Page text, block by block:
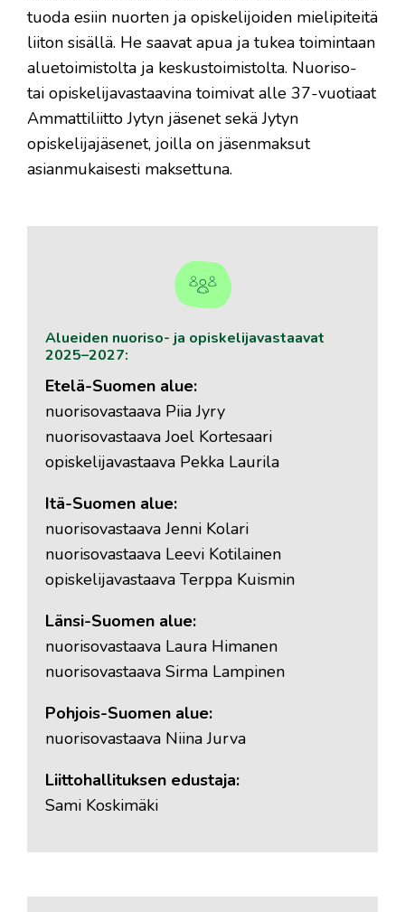
tuoda esiin nuorten ja opiskelijoiden mielipiteitä
liiton sisällä. He saavat apua ja tukea toimintaan
aluetoimistolta ja keskustoimistolta. Nuoriso-
tai opiskelijavastaavina toimivat alle 37-vuotiaat
Ammattiliitto Jytyn jäsenet sekä Jytyn
opiskelijajäsenet, joilla on jäsenmaksut
asianmukaisesti maksettuna.
Alueiden nuoriso- ja opiskelijavastaavat
2025–2027:
Etelä-Suomen alue:
nuorisovastaava Piia Jyry
nuorisovastaava Joel Kortesaari
opiskelijavastaava Pekka Laurila
Itä-Suomen alue:
nuorisovastaava Jenni Kolari
nuorisovastaava Leevi Kotilainen
opiskelijavastaava Terppa Kuismin
Länsi-Suomen alue:
nuorisovastaava Laura Himanen
nuorisovastaava Sirma Lampinen
Pohjois-Suomen alue:
nuorisovastaava Niina Jurva
Liittohallituksen edustaja:
Sami Koskimäki